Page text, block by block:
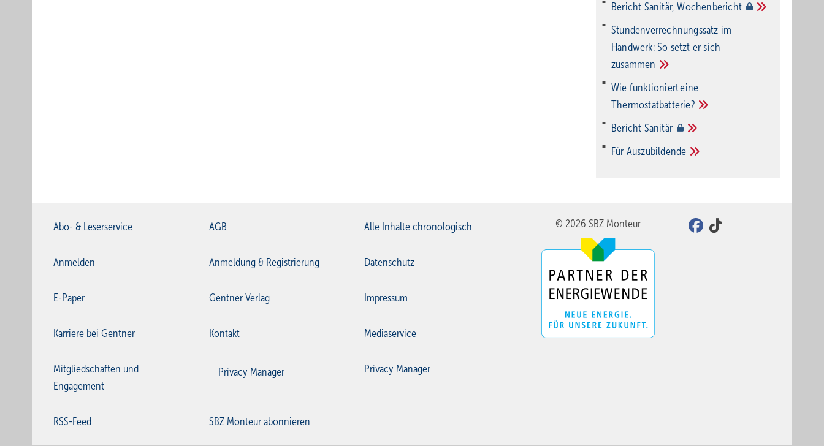
Bericht Sanitär,Wochenbericht
Stundenverrechnungssatz im
Handwerk: So setzt er sich
zusammen
Wie funktioniert eine
Thermostatbatterie?
Bericht Sanitär
Für Auszubildende
Abo- & Leserservice AGB Alle Inhalte chronologisch
Anmelden Anmeldung & Registrierung Datenschutz
E-Paper Gentner Verlag Impressum
Karriere bei Gentner Kontakt Mediaservice
Mitgliedschaften und
Engagement
Privacy Manager Privacy Manager
RSS-Feed SBZ Monteur abonnieren
© 2026 SBZ Monteur